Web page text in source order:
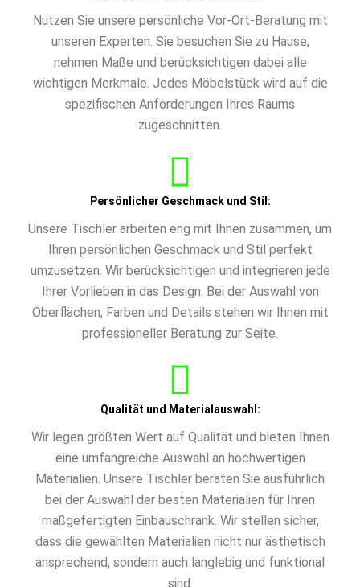
Nutzen Sie unsere persönliche Vor-Ort-Beratung mit
unseren Experten. Sie besuchen Sie zu Hause,
nehmen Maße und berücksichtigen dabei alle
wichtigen Merkmale. Jedes Möbelstück wird auf die
spezifischen Anforderungen Ihres Raums
zugeschnitten.
Persönlicher Geschmack und Stil:
Unsere Tischler arbeiten eng mit Ihnen zusammen, um
Ihren persönlichen Geschmack und Stil perfekt
umzusetzen. Wir berücksichtigen und integrieren jede
Ihrer Vorlieben in das Design. Bei der Auswahl von
Oberflächen, Farben und Details stehen wir Ihnen mit
professioneller Beratung zur Seite.
Qualität und Materialauswahl:
Wir legen größten Wert auf Qualität und bieten Ihnen
eine umfangreiche Auswahl an hochwertigen
Materialien. Unsere Tischler beraten Sie ausführlich
bei der Auswahl der besten Materialien für Ihren
maßgefertigten Einbauschrank. Wir stellen sicher,
dass die gewählten Materialien nicht nur ästhetisch
ansprechend, sondern auch langlebig und funktional
sind.